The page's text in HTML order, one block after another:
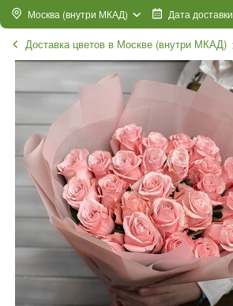
Москва (внутри МКАД) Дата доставки
Доставка цветов в Москве (внутри МКАД)